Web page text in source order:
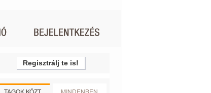
Regisztrálj te is!
TAGOK KÖZT MINDENBEN